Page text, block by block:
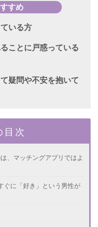
すめ
いる方
ことに戸惑っている
疑問や不安を抱いて
目次
、マッチングアプリではよ
ぐに「好き」という男性が